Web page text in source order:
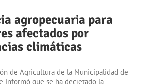
agropecuaria para
afectados por
climáticas
de Agricultura de la Municipalidad de
informó que se ha decretado la